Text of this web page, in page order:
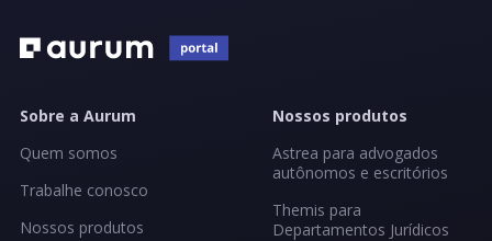
Sobre a Aurum
Quem somos
Trabalhe conosco
Nossos produtos
Nossos produtos
Astrea para advogados
autônomos e escritórios
Themis para
Departamentos Jurídicos